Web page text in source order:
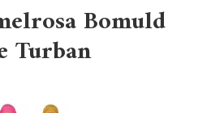
Bomuld
Turban